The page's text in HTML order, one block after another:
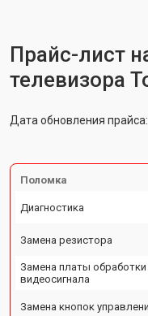
Прайс-лист
телевизора
Дата обновления
Поломка
Диагностика
Замена резистора
Замена платы обработки
видеосигнала
Замена кнопок